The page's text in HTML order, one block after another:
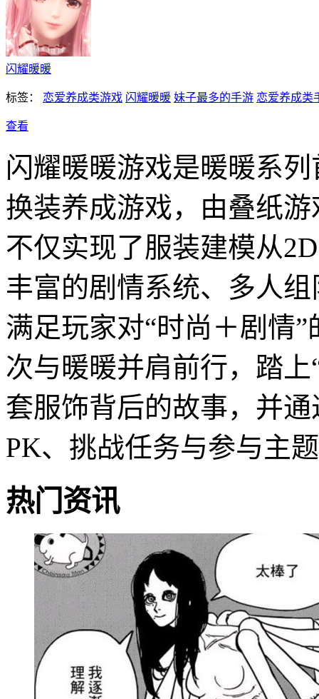
闪耀暖暖
标签： 恋爱养成类游戏 闪耀暖暖 妹子最多的手游 恋爱养成类
查看
闪耀暖暖游戏是暖暖系
换装养成游戏，由叠纸
不仅实现了服装建模从
丰富的剧情系统、多人
满足玩家对“时尚＋剧情
次与暖暖并肩前行，踏
套服饰背后的故事，并
PK、挑战任务与参与主
热门资讯